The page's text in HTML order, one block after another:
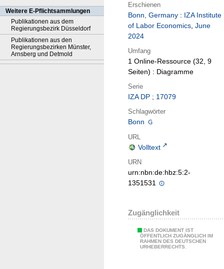
Weitere E-Pflichtsammlungen
Publikationen aus dem
Regierungsbezirk Düsseldorf
Publikationen aus den
Regierungsbezirken Münster,
Arnsberg und Detmold
Erschienen
Bonn, Germany : IZA Institute
of Labor Economics, June
2024
Umfang
1 Online-Ressource (32, 9
Seiten) : Diagramme
Serie
IZA DP ; 17079
Schlagwörter
Bonn
URL
Volltext
URN
urn:nbn:de:hbz:5:2-
1351531
Zugänglichkeit
DAS DOKUMENT IST
ÖFFENTLICH ZUGÄNGLICH IM
RAHMEN DES DEUTSCHEN
URHEBERRECHTS.